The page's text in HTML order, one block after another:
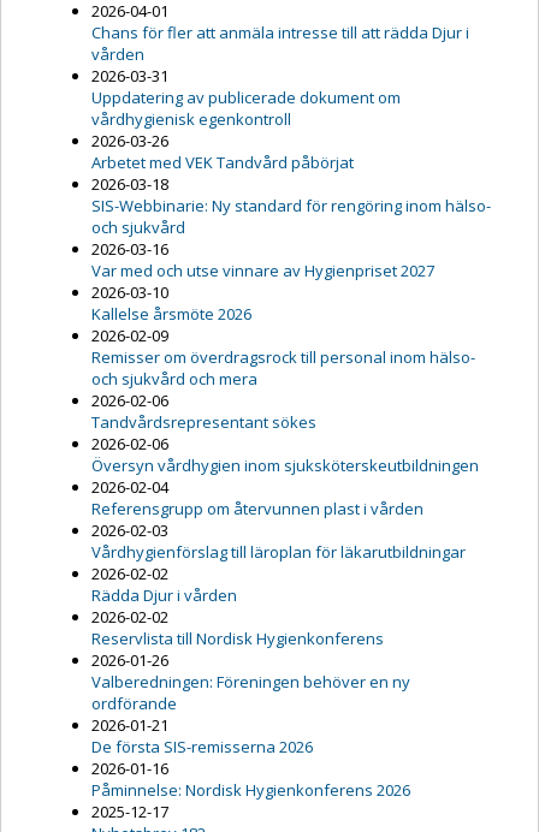
2026-04-01
Chans för fler att anmäla intresse till att rädda Djur i
vården
2026-03-31
Uppdatering av publicerade dokument om
vårdhygienisk egenkontroll
2026-03-26
Arbetet med VEK Tandvård påbörjat
2026-03-18
SIS-Webbinarie: Ny standard för rengöring inom hälso-
och sjukvård
2026-03-16
Var med och utse vinnare av Hygienpriset 2027
2026-03-10
Kallelse årsmöte 2026
2026-02-09
Remisser om överdragsrock till personal inom hälso-
och sjukvård och mera
2026-02-06
Tandvårdsrepresentant sökes
2026-02-06
Översyn vårdhygien inom sjuksköterskeutbildningen
2026-02-04
Referensgrupp om återvunnen plast i vården
2026-02-03
Vårdhygienförslag till läroplan för läkarutbildningar
2026-02-02
Rädda Djur i vården
2026-02-02
Reservlista till Nordisk Hygienkonferens
2026-01-26
Valberedningen: Föreningen behöver en ny
ordförande
2026-01-21
De första SIS-remisserna 2026
2026-01-16
Påminnelse: Nordisk Hygienkonferens 2026
2025-12-17